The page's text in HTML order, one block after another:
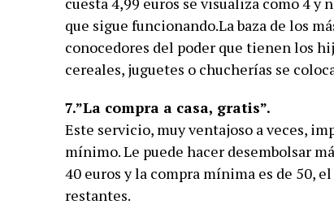
que sigue funcionando.La baza de los
conocedores del poder que tienen los
cereales, juguetes o chucherías se
7.”La compra a casa, gratis”.
Este servicio, muy ventajoso a veces,
mínimo. Le puede hacer desembolsar
40 euros y la compra mínima es de 50,
restantes.